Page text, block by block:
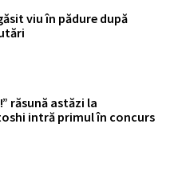
viu în pădure după
răsună astăzi la
intră primul în concurs